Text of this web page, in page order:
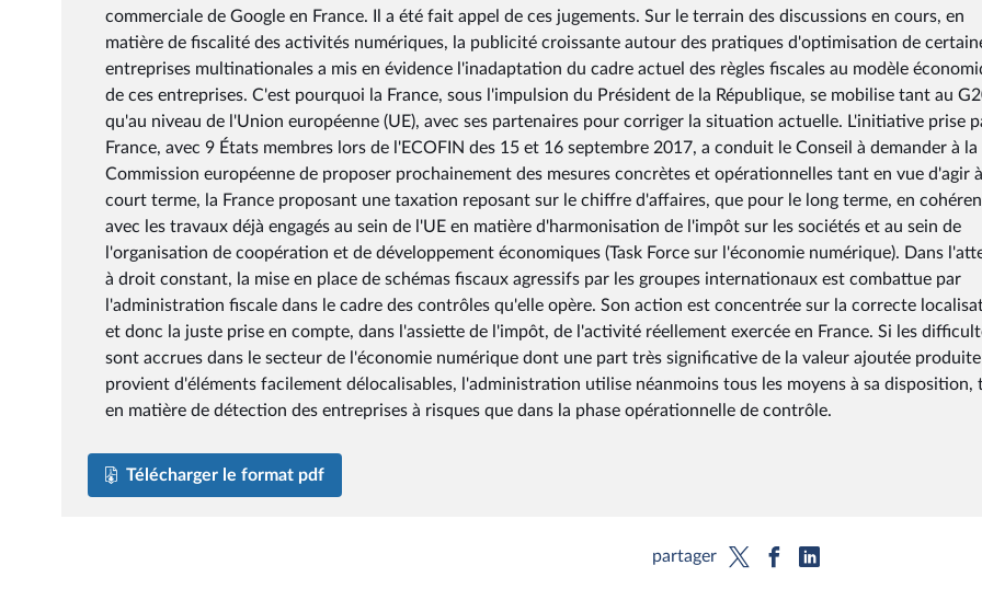
commerciale de Google en France. Il a été fait appel de ces jugements. Sur le terrain des discussions en cours, en
matière de fiscalité des activités numériques, la publicité croissante autour des pratiques d'optimisation de
entreprises multinationales a mis en évidence l'inadaptation du cadre actuel des règles fiscales au modèle
de ces entreprises. C'est pourquoi la France, sous l'impulsion du Président de la République, se mobilise tant au
qu'au niveau de l'Union européenne (UE), avec ses partenaires pour corriger la situation actuelle. L'initiative prise
France, avec 9 États membres lors de l'ECOFIN des 15 et 16 septembre 2017, a conduit le Conseil à demander à la
Commission européenne de proposer prochainement des mesures concrètes et opérationnelles tant en vue d'agir à
court terme, la France proposant une taxation reposant sur le chiffre d'affaires, que pour le long terme, en
avec les travaux déjà engagés au sein de l'UE en matière d'harmonisation de l'impôt sur les sociétés et au sein de
l'organisation de coopération et de développement économiques (Task Force sur l'économie numérique). Dans
à droit constant, la mise en place de schémas fiscaux agressifs par les groupes internationaux est combattue par
l'administration fiscale dans le cadre des contrôles qu'elle opère. Son action est concentrée sur la correcte
et donc la juste prise en compte, dans l'assiette de l'impôt, de l'activité réellement exercée en France. Si les
sont accrues dans le secteur de l'économie numérique dont une part très significative de la valeur ajoutée produite
provient d'éléments facilement délocalisables, l'administration utilise néanmoins tous les moyens à sa disposition,
en matière de détection des entreprises à risques que dans la phase opérationnelle de contrôle.
Télécharger le format pdf
partager